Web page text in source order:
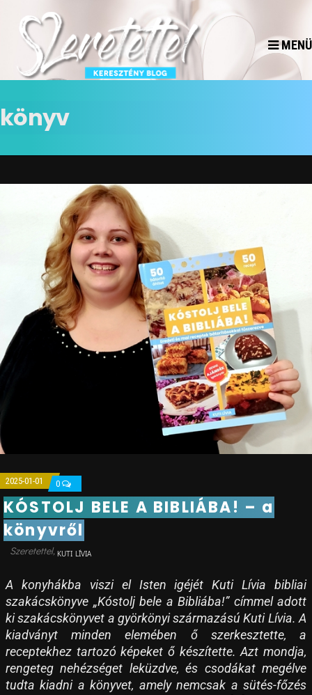
MENÜ
könyv
2025-01-01 0
KÓSTOLJ BELE A BIBLIÁBA! – a
könyvről
KUTI LÍVIA
A konyhákba viszi el Isten igéjét Kuti Lívia bibliai
szakácskönyve „Kóstolj bele a Bibliába!” címmel adott
ki szakácskönyvet a györkönyi származású Kuti Lívia. A
kiadványt minden elemében ő szerkesztette, a
receptekhez tartozó képeket ő készítette. Azt mondja,
rengeteg nehézséget leküzdve, és csodákat megélve
tudta kiadni a könyvet, amely nemcsak a sütés-főzés